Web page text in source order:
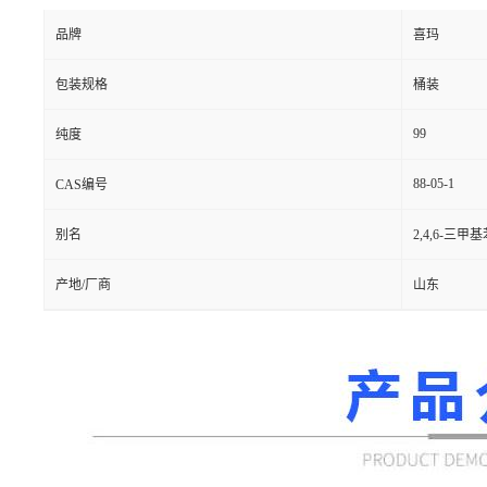
品牌 喜玛
包装规格 桶装
纯度 99
CAS编号 88-05-1
别名 2,4,6-三甲基
产地/厂商 山东